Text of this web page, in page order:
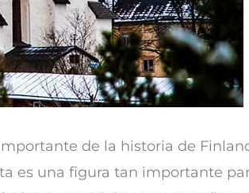
de la historia de
es una figura tan importante